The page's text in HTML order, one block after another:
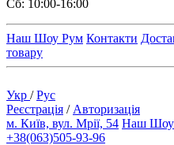
Сб: 10:00-16:00
Наш Шоу Рум Контакти
товару
Укр /Рус
Реєстрація / Авторизація
м. Київ, вул. Мрії, 54 Наш
+38(063)505-93-96